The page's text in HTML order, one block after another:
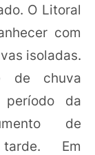
O Litoral
com
isoladas.
de chuva
da
de
Em